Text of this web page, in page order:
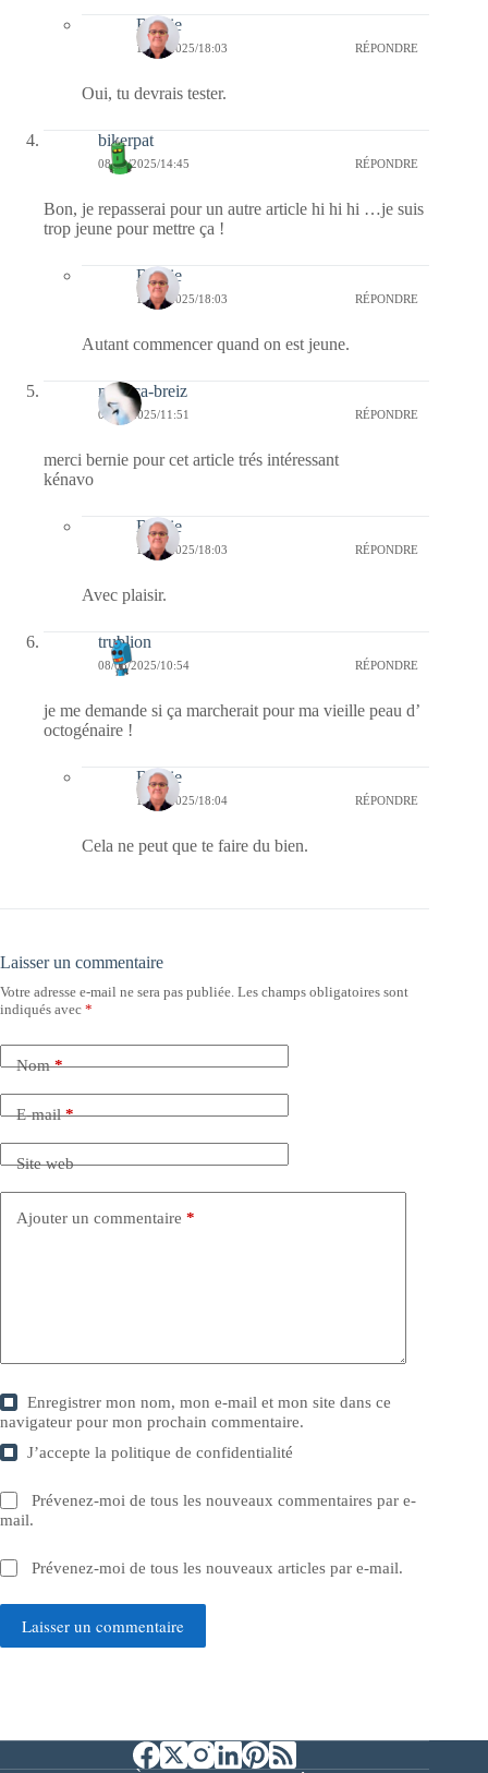
Bernie
10/08/2025/18:03 RÉPONDRE
Oui, tu devrais tester.
bikerpat
08/08/2025/14:45 RÉPONDRE
Bon, je repasserai pour un autre article hi hi hi …je suis
trop jeune pour mettre ça !
Bernie
10/08/2025/18:03 RÉPONDRE
Autant commencer quand on est jeune.
monica-breiz
08/08/2025/11:51 RÉPONDRE
merci bernie pour cet article trés intéressant
kénavo
Bernie
10/08/2025/18:03 RÉPONDRE
Avec plaisir.
trublion
08/08/2025/10:54 RÉPONDRE
je me demande si ça marcherait pour ma vieille peau d’
octogénaire !
Bernie
10/08/2025/18:04 RÉPONDRE
Cela ne peut que te faire du bien.
Laisser un commentaire
Votre adresse e-mail ne sera pas publiée. Les champs obligatoires sont
indiqués avec *
Nom*
E-mail*
Site web
Ajouter un commentaire *
Enregistrer mon nom, mon e-mail et mon site dans ce
navigateur pour mon prochain commentaire.
J’accepte lapolitique de confidentialité
Prévenez-moi de tous les nouveaux commentaires par e-
mail.
Prévenez-moi de tous les nouveaux articles par e-mail.
Laisser un commentaire